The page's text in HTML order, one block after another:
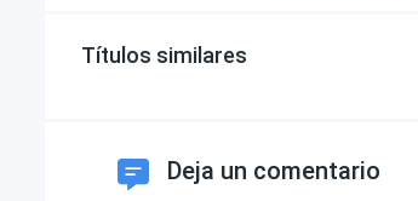
Títulos similares
Deja un comentario